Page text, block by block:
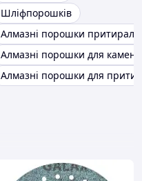
Шліфпорошків
Алмазні порошки
Алмазні порошки для
Алмазні порошки для